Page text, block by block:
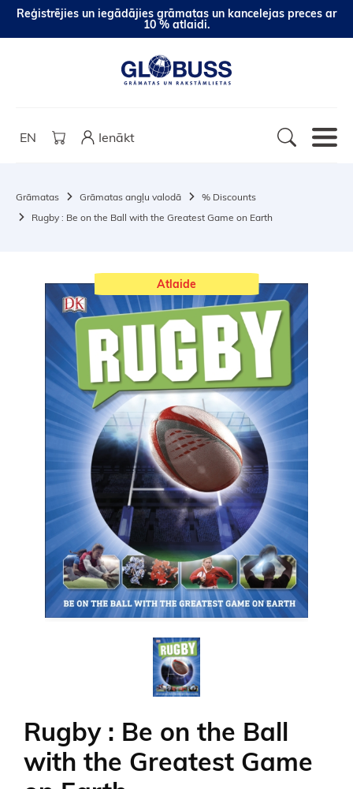
Reģistrējies un iegādājies grāmatas un kancelejas preces ar
10 % atlaidi.
EN Ienākt
Grāmatas Grāmatas angļu valodā
% Discounts
Rugby : Be on the Ball with the Greatest Game on Earth
Atlaide
Rugby : Be on the Ball
with the Greatest Game